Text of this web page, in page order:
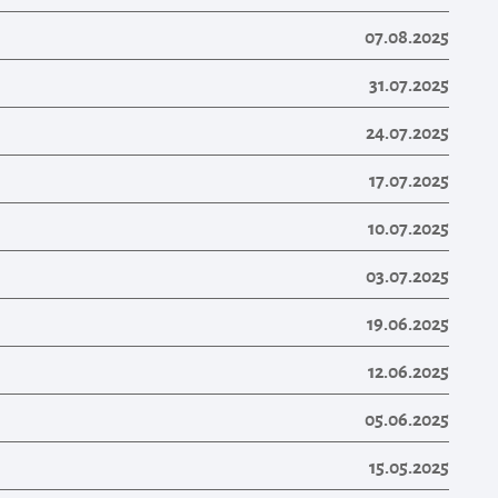
07.08.2025
31.07.2025
24.07.2025
17.07.2025
10.07.2025
03.07.2025
19.06.2025
12.06.2025
05.06.2025
15.05.2025